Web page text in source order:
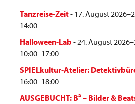
Tanzreise-Zeit- 17. August
14:00
Halloween-Lab - 24. August
10:00–17:00
SPIELkultur-Atelier:
16:00–18:00
AUSGEBUCHT: B² – Bilder &